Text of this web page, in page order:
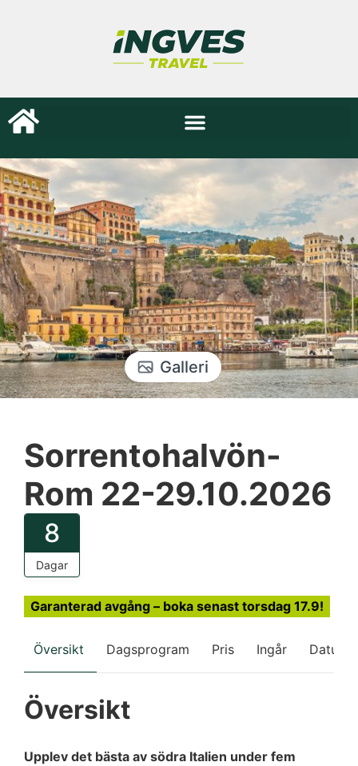
Galleri
Sorrentohalvön-
Rom 22-29.10.2026
8
Dagar
Garanterad avgång – boka senast torsdag 17.9!
Översikt Dagsprogram Pris Ingår Datum
Översikt
Upplev det bästa av södra Italien under fem